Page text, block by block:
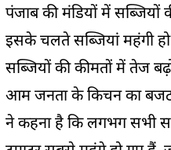
पंजाब की मंडियों में सब्जियों
इसके चलते सब्जियां महंगी
सब्जियों की कीमतों में तेज
आम जनता के किचन का बजट
ने कहना है कि लगभग सभी